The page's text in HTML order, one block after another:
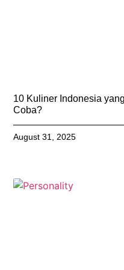
10 Kuliner Indonesia
Coba?
August 31, 2025